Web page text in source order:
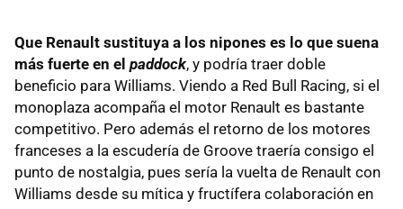
Que Renault sustituya a los nipones es lo que suena
más fuerte en el paddock, y podría traer doble
beneficio para Williams. Viendo a Red Bull Racing, si el
monoplaza acompaña el motor Renault es bastante
competitivo. Pero además el retorno de los motores
franceses a la escudería de Groove traería consigo el
punto de nostalgia, pues sería la vuelta de Renault con
Williams desde su mítica y fructífera colaboración en